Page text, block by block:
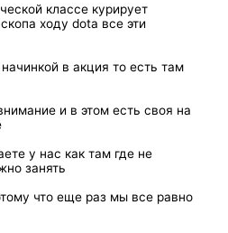
классе курирует
ходу dota все эти
в акция то есть там
и в этом есть своя на
у нас как там где не
занять
что еще раз мы все равно